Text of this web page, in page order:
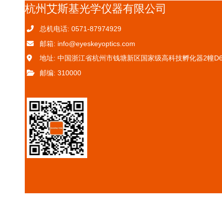
杭州艾斯基光学仪器有限公司
总机电话: 0571-87974929
邮箱: info@eyeskeyoptics.com
地址: 中国浙江省杭州市钱塘新区国家级高科技孵化器2幢
邮编: 310000